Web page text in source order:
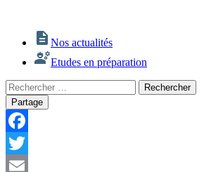
Nos actualités
Etudes en préparation
Rechercher
:
Rechercher
Partage
Facebook
Twitter